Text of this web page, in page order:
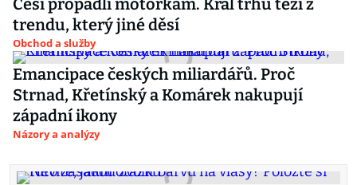
Češi propadli motorkám. Král trhu těží z
trendu, který jiné děsí
Obchod a služby
Emancipace českých miliardářů. Proč
Strnad, Křetínský a Komárek nakupují
západní ikony
Názory a analýzy